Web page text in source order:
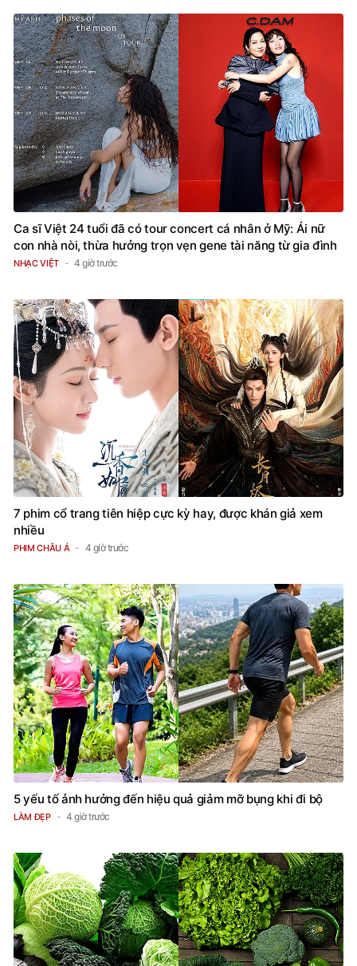
Ca sĩ Việt 24 tuổi đã có tour concert cá nhân ở Mỹ: Ái nữ
con nhà nòi, thừa hưởng trọn vẹn gene tài năng từ gia đình
NHẠC VIỆT 4 giờ trước
7 phim cổ trang tiên hiệp cực kỳ hay, được khán giả xem
nhiều
PHIM CHÂU Á 4 giờ trước
5 yếu tố ảnh hưởng đến hiệu quả giảm mỡ bụng khi đi bộ
LÀM ĐẸP 4 giờ trước